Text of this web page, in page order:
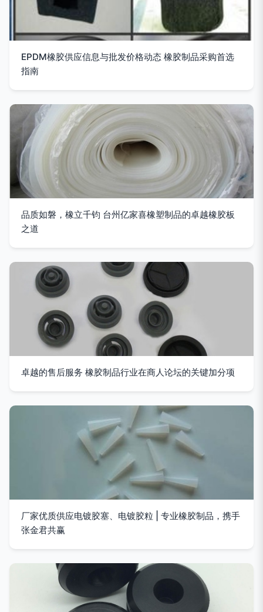
EPDM橡胶供应信息与批发价格动态 橡胶制品采购首选
指南
品质如磐，橡立千钧 台州亿家喜橡塑制品的卓越橡胶板
之道
卓越的售后服务 橡胶制品行业在商人论坛的关键加分项
厂家优质供应电镀胶塞、电镀胶粒 | 专业橡胶制品，携手
张金君共赢